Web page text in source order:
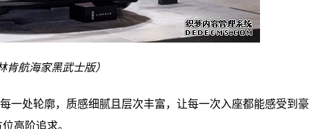
肯航海家黑武士版）
一处轮廓，质感细腻且层次丰富，让每一次入座都能感受到豪
高阶追求。